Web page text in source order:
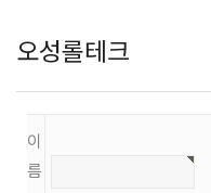
오성롤테크
이
름